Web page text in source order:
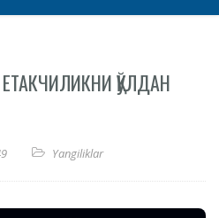
ЕТАКЧИЛИКНИ ҚЎЛДАН
Yangiliklar